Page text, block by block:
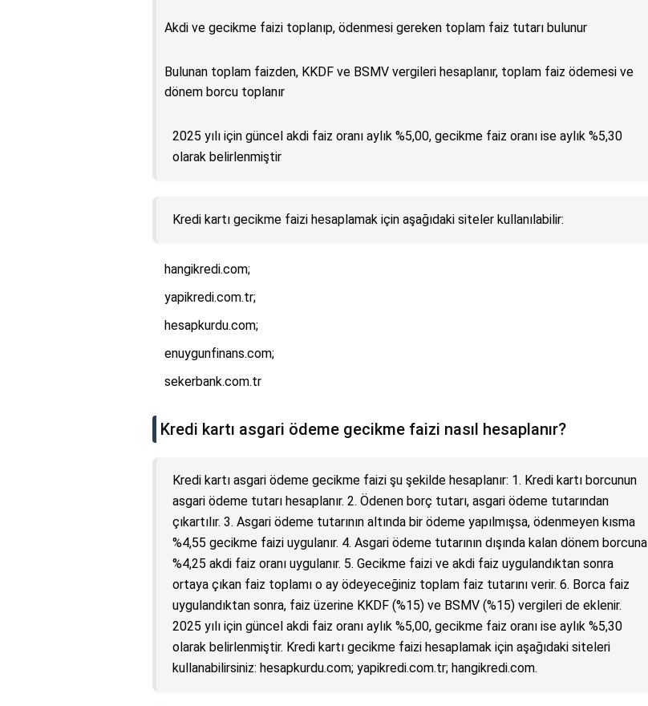
Akdi ve gecikme faizi toplanıp, ödenmesi gereken toplam faiz tutarı bulunur
Bulunan toplam faizden, KKDF ve BSMV vergileri hesaplanır, toplam faiz ödemesi ve
dönem borcu toplanır
2025 yılı için güncel akdi faiz oranı aylık %5,00, gecikme faiz oranı ise aylık %5,30
olarak belirlenmiştir
Kredi kartı gecikme faizi hesaplamak için aşağıdaki siteler kullanılabilir:
hangikredi.com;
yapikredi.com.tr;
hesapkurdu.com;
enuygunfinans.com;
sekerbank.com.tr
Kredi kartı asgari ödeme gecikme faizi nasıl hesaplanır?
Kredi kartı asgari ödeme gecikme faizi şu şekilde hesaplanır: 1. Kredi kartı borcunun
asgari ödeme tutarı hesaplanır. 2. Ödenen borç tutarı, asgari ödeme tutarından
çıkartılır. 3. Asgari ödeme tutarının altında bir ödeme yapılmışsa, ödenmeyen kısma
%4,55 gecikme faizi uygulanır. 4. Asgari ödeme tutarının dışında kalan dönem borcuna
%4,25 akdi faiz oranı uygulanır. 5. Gecikme faizi ve akdi faiz uygulandıktan sonra
ortaya çıkan faiz toplamı o ay ödeyeceğiniz toplam faiz tutarını verir. 6. Borca faiz
uygulandıktan sonra, faiz üzerine KKDF (%15) ve BSMV (%15) vergileri de eklenir.
2025 yılı için güncel akdi faiz oranı aylık %5,00, gecikme faiz oranı ise aylık %5,30
olarak belirlenmiştir. Kredi kartı gecikme faizi hesaplamak için aşağıdaki siteleri
kullanabilirsiniz: hesapkurdu.com; yapikredi.com.tr; hangikredi.com.